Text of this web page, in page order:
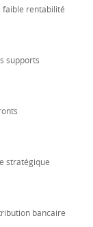
faible rentabilité
supports
stratégique
bancaire